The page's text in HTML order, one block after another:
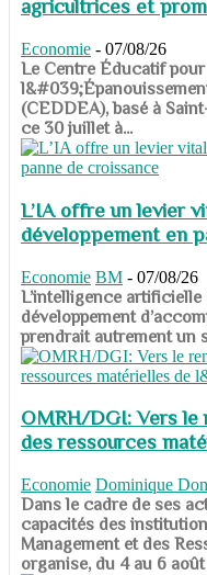
agricultrices et
Economie - 07/08/26
​​​​​​​Le Centre Éducatif
(CEDDEA), basé à
ce 30 juillet à...
L’IA offre un levier
développement en
Economie BM - 07/08/26
​​​​​​​L’intelligence
développement
prendrait autrement un
OMRH/DGI: Vers
des ressources
Economie Dominique
Dans le cadre de ses
capacités des
Management et des
organise, du 4 au 6